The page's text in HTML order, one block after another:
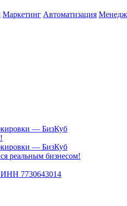
Маркетинг Автоматизация
— БизКуб
— БизКуб
реальным бизнесом!
7730643014